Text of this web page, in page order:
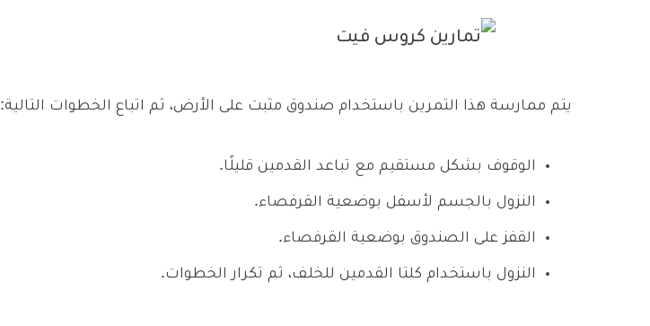
يتم ممارسة هذا التمرين باستخدام صندوق مثبت على الأرض، ثم اتباع الخطوات التالية:
الوقوف بشكل مستقيم مع تباعد القدمين قليلًا.
النزول بالجسم لأسفل بوضعية القرفصاء.
القفز على الصندوق بوضعية القرفصاء.
النزول باستخدام كلتا القدمين للخلف، ثم تكرار الخطوات.